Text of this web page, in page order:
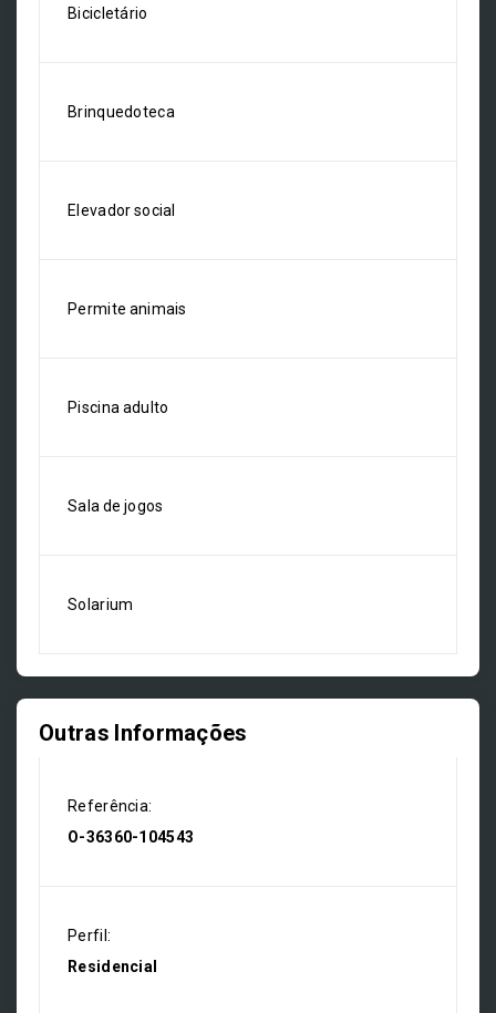
Bicicletário
Brinquedoteca
Elevador social
Permite animais
Piscina adulto
Sala de jogos
Solarium
Outras Informações
Referência:
O-36360-104543
Perfil:
Residencial